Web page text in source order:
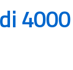
4000